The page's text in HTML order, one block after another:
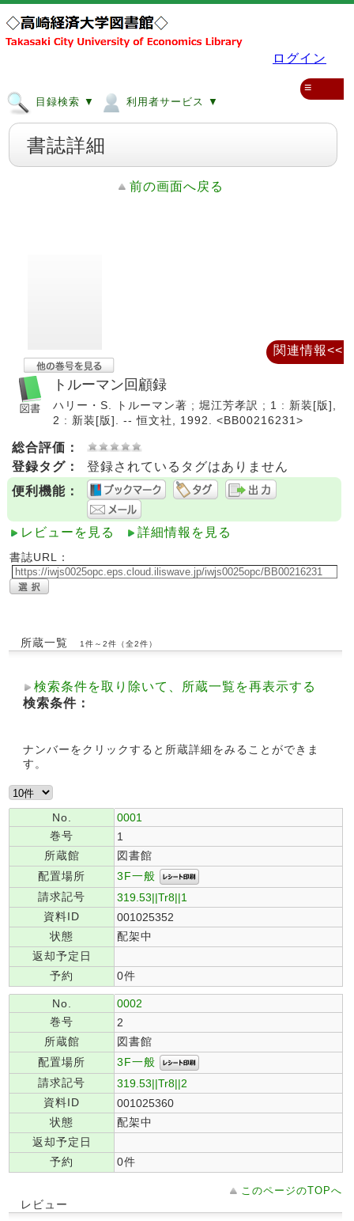
ログイン
目録検索 ▼ 利用者サービス ▼
≡
書誌詳細
前の画面へ戻る
トルーマン回顧録
ハリー・S. トルーマン著 ; 堀江芳孝訳 ; 1 : 新装[版],
2 : 新装[版]. -- 恒文社, 1992. <BB00216231>
総合評価：
登録タグ：
登録されているタグはありません
便利機能：
レビューを見る 詳細情報を見る
書誌URL：
所蔵一覧 1件～2件（全2件）
検索条件を取り除いて、所蔵一覧を再表示する
検索条件：
ナンバーをクリックすると所蔵詳細をみることができま
す。
No.
0001
巻号
1
所蔵館
図書館
配置場所
3F一般
請求記号
319.53||Tr8||1
資料ID
001025352
状態
配架中
返却予定日
予約
0件
No.
0002
巻号
2
所蔵館
図書館
配置場所
3F一般
請求記号
319.53||Tr8||2
資料ID
001025360
状態
配架中
返却予定日
予約
0件
このページのTOPへ
レビュー
関連情報<<